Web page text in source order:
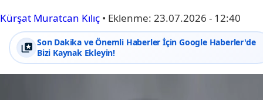
Kürşat Muratcan Kılıç • Eklenme: 23.07.2026 - 12:40
Son Dakika ve Önemli Haberler İçin Google Haberler'de
Bizi Kaynak Ekleyin!